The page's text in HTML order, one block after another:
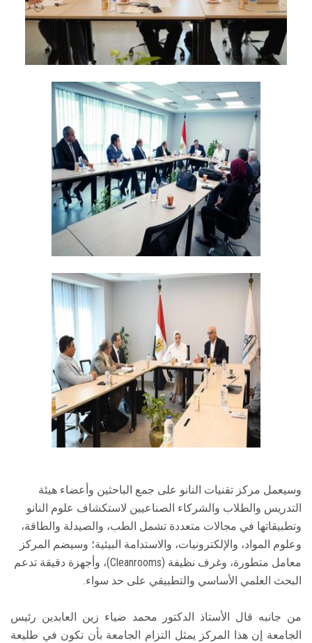
وسيعمل مركز تقنيات النانو على جمع الباحثين وأعضاء هيئة
التدريس والطلاب والشركاء الصناعيين لاستكشاف علوم النانو
وتطبيقاتها في مجالات متعددة تشمل الطب، والصيدلة والطاقة،
وعلوم المواد، والإلكترونيات، والاستدامة البيئية؛ وسيضم المركز
معامل متطورة، وغرف نظيفة (Cleanrooms)، وأجهزة دقيقة تدعم
البحث العلمي الأساسي والتطبيقي على حد سواء.
من جانبه قال الأستاذ الدكتور محمد ضياء زين العابدين رئيس
الجامعة إن هذا المركز يمثل التزام الجامعة بأن تكون في طليعة